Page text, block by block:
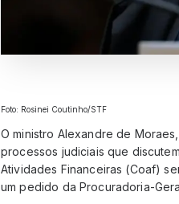
Foto: Rosinei Coutinho/STF
O ministro Alexandre de
processos judiciais que
Atividades Financeiras (Coaf)
um pedido da Procuradoria-